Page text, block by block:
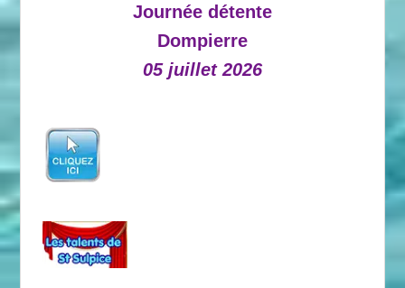
Journée détente
Dompierre
05 juillet 2026